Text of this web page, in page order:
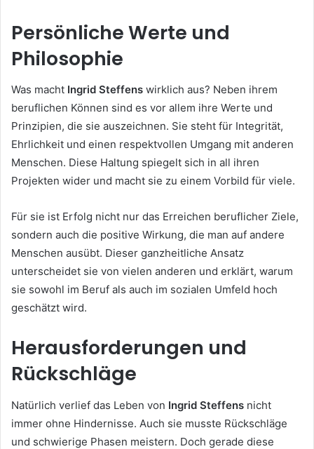
Persönliche Werte und
Philosophie
Was macht Ingrid Steffens wirklich aus? Neben ihrem
beruflichen Können sind es vor allem ihre Werte und
Prinzipien, die sie auszeichnen. Sie steht für Integrität,
Ehrlichkeit und einen respektvollen Umgang mit anderen
Menschen. Diese Haltung spiegelt sich in all ihren
Projekten wider und macht sie zu einem Vorbild für viele.
Für sie ist Erfolg nicht nur das Erreichen beruflicher Ziele,
sondern auch die positive Wirkung, die man auf andere
Menschen ausübt. Dieser ganzheitliche Ansatz
unterscheidet sie von vielen anderen und erklärt, warum
sie sowohl im Beruf als auch im sozialen Umfeld hoch
geschätzt wird.
Herausforderungen und
Rückschläge
Natürlich verlief das Leben von Ingrid Steffens nicht
immer ohne Hindernisse. Auch sie musste Rückschläge
und schwierige Phasen meistern. Doch gerade diese